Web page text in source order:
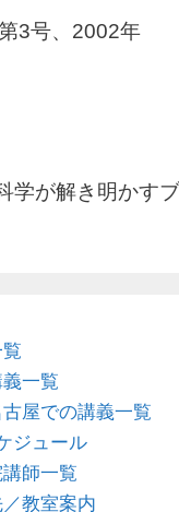
3号、2002年
が解き明かす
一覧
屋での講義一覧
ジュール
師一覧
教室案内